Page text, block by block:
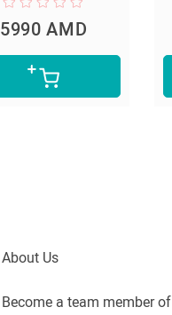
5990 AMD
About Us
Become a team member of